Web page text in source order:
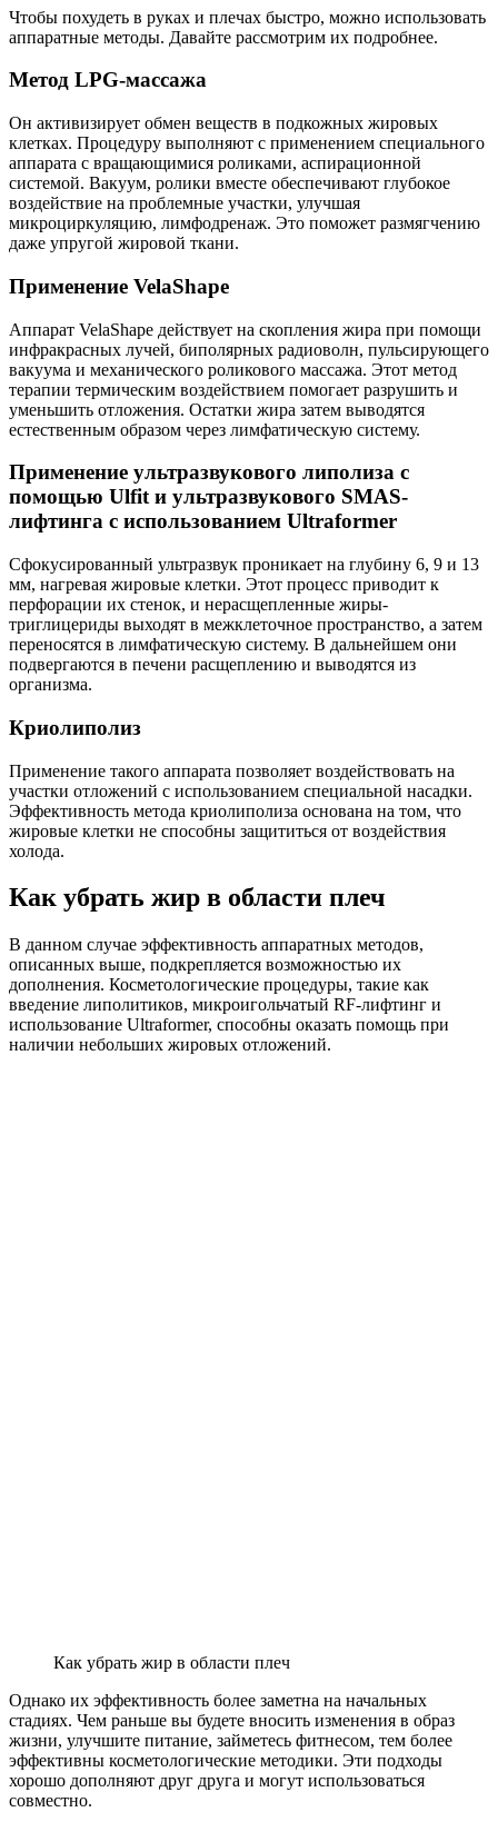
Чтобы похудеть в руках и плечах быстро, можно использовать
аппаратные методы. Давайте рассмотрим их подробнее.
Метод LPG-массажа
Он активизирует обмен веществ в подкожных жировых
клетках. Процедуру выполняют с применением специального
аппарата с вращающимися роликами, аспирационной
системой. Вакуум, ролики вместе обеспечивают глубокое
воздействие на проблемные участки, улучшая
микроциркуляцию, лимфодренаж. Это поможет размягчению
даже упругой жировой ткани.
Применение VelаShape
Аппарат VelаShape действует на скопления жира при помощи
инфракрасных лучей, биполярных радиоволн, пульсирующего
вакуума и механического роликового массажа. Этот метод
терапии термическим воздействием помогает разрушить и
уменьшить отложения. Остатки жира затем выводятся
естественным образом через лимфатическую систему.
Применение ультразвукового липолиза с
помощью Ulfit и ультразвукового SMAS-
лифтинга с использованием Ultraformer
Сфокусированный ультразвук проникает на глубину 6, 9 и 13
мм, нагревая жировые клетки. Этот процесс приводит к
перфорации их стенок, и нерасщепленные жиры-
триглицериды выходят в межклеточное пространство, а затем
переносятся в лимфатическую систему. В дальнейшем они
подвергаются в печени расщеплению и выводятся из
организма.
Криолиполиз
Применение такого аппарата позволяет воздействовать на
участки отложений с использованием специальной насадки.
Эффективность метода криолиполиза основана на том, что
жировые клетки не способны защититься от воздействия
холода.
Как убрать жир в области плеч
В данном случае эффективность аппаратных методов,
описанных выше, подкрепляется возможностью их
дополнения. Косметологические процедуры, такие как
введение липолитиков, микроигольчатый RF-лифтинг и
использование Ultraformer, способны оказать помощь при
наличии небольших жировых отложений.
Как убрать жир в области плеч
Однако их эффективность более заметна на начальных
стадиях. Чем раньше вы будете вносить изменения в образ
жизни, улучшите питание, займетесь фитнесом, тем более
эффективны косметологические методики. Эти подходы
хорошо дополняют друг друга и могут использоваться
совместно.